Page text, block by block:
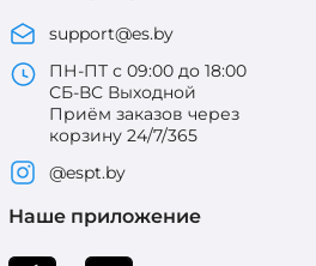
support@es.by
ПН-ПТ с 09:00 до 18:00
СБ-ВС Выходной
Приём заказов через
корзину 24/7/365
@espt.by
Наше приложение